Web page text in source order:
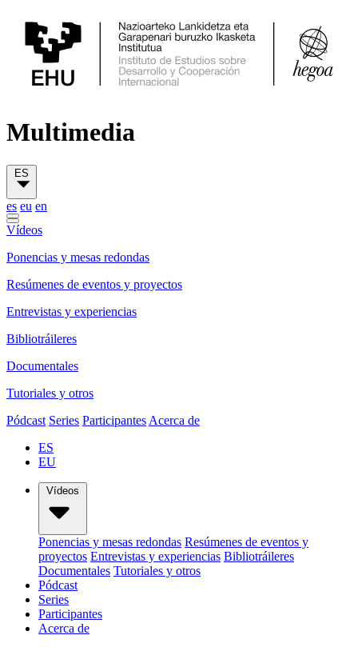
Multimedia
ES
es eu en
Vídeos
Ponencias y mesas redondas
Resúmenes de eventos y proyectos
Entrevistas y experiencias
Bibliotráileres
Documentales
Tutoriales y otros
Pódcast Series Participantes Acerca de
ES
EU
Vídeos
Ponencias y mesas redondas Resúmenes de eventos y
proyectos Entrevistas y experiencias Bibliotráileres
Documentales Tutoriales y otros
Pódcast
Series
Participantes
Acerca de